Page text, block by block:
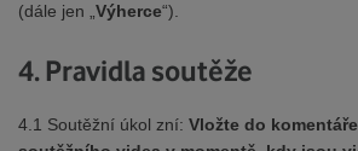
(dále jen „ Výherce“).
4. Pravidla soutěže
4.1 Soutěžní úkol zní: Vložte do